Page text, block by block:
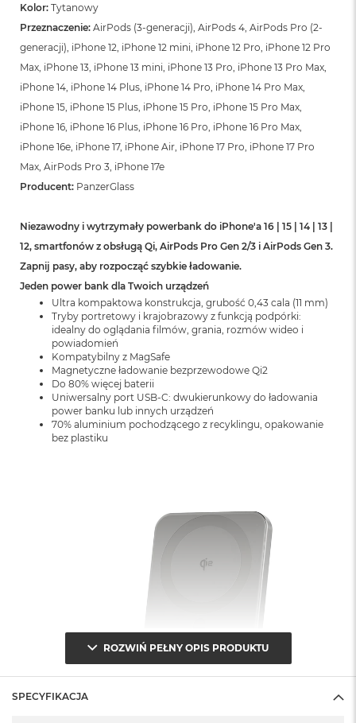
o
o
k
N
e
o
r
e
b
r
n
y
e
d
u
g
p
o
j
e
m
n
o
ś
c
i
d
N
o
2
6
Kolor: Tytanowy
Przeznaczenie: AirPods (3-generacji), AirPods 4, AirPods Pro (2-
generacji), iPhone 12, iPhone 12 mini, iPhone 12 Pro, iPhone 12 Pro
Max, iPhone 13, iPhone 13 mini, iPhone 13 Pro, iPhone 13 Pro Max,
iPhone 14, iPhone 14 Plus, iPhone 14 Pro, iPhone 14 Pro Max,
iPhone 15, iPhone 15 Plus, iPhone 15 Pro, iPhone 15 Pro Max,
iPhone 16, iPhone 16 Plus, iPhone 16 Pro, iPhone 16 Pro Max,
iPhone 16e, iPhone 17, iPhone Air, iPhone 17 Pro, iPhone 17 Pro
Max, AirPods Pro 3, iPhone 17e
Producent: PanzerGlass
Niezawodny i wytrzymały powerbank do iPhone'a 16 | 15 | 14 | 13 |
12, smartfonów z obsługą Qi, AirPods Pro Gen 2/3 i AirPods Gen 3.
Zapnij pasy, aby rozpocząć szybkie ładowanie.
Jeden power bank dla Twoich urządzeń
Ultra kompaktowa konstrukcja, grubość 0,43 cala (11 mm)
Tryby portretowy i krajobrazowy z funkcją podpórki:
idealny do oglądania filmów, grania, rozmów wideo i
powiadomień
Kompatybilny z MagSafe
Magnetyczne ładowanie bezprzewodowe Qi2
Do 80% więcej baterii
Uniwersalny port USB-C: dwukierunkowy do ładowania
power banku lub innych urządzeń
70% aluminium pochodzącego z recyklingu, opakowanie
bez plastiku
ROZWIŃ PEŁNY OPIS PRODUKTU
SPECYFIKACJA